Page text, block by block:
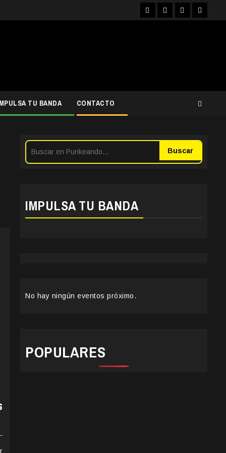
FacebookInstagram
YouTubeTwitter
TU BANDA CONTACTO
Buscar
IMPULSA TU BANDA
No hay ningún eventos próximo.
POPULARES